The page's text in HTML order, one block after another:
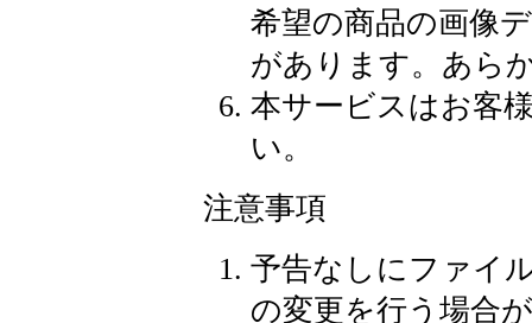
希望の商品の画像
があります。あら
本サービスはお客
い。
注意事項
予告なしにファイ
の変更を行う場合